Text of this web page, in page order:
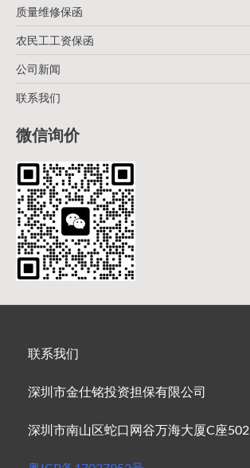
质量维修保函
农民工工资保函
公司新闻
联系我们
微信询价
联系我们
深圳市金仕铭投资担保有限公司
深圳市南山区蛇口网谷万海大厦C座502